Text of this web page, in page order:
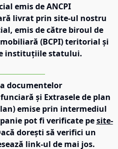
emis de ANCPI
livrat prin site-ul nostru
emis de către biroul de
(BCPI) teritorial și
instituțiile statului.
documentelor
și Extrasele de plan
emise prin intermediul
pot fi verificate pe site-
dorești să verifici un
link-ul de mai jos.